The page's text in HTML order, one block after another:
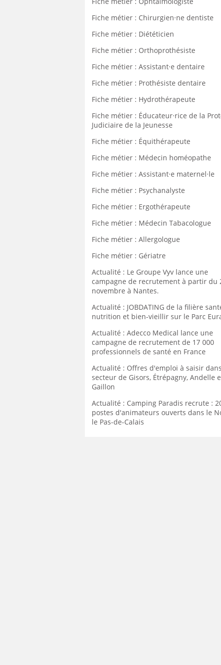
Fiche métier : Chirurgien·ne dentiste
Fiche métier : Diététicien
Fiche métier : Orthoprothésiste
Fiche métier : Assistant·e dentaire
Fiche métier : Prothésiste dentaire
Fiche métier : Hydrothérapeute
Fiche métier : Éducateur·rice de la
Judiciaire de la Jeunesse
Fiche métier : Équithérapeute
Fiche métier : Médecin homéopathe
Fiche métier : Assistant·e maternel·le
Fiche métier : Psychanalyste
Fiche métier : Ergothérapeute
Fiche métier : Médecin Tabacologue
Fiche métier : Allergologue
Fiche métier : Gériatre
Actualité : Le Groupe Vyv lance une
campagne de recrutement à partir du
novembre à Nantes.
Actualité : JOBDATING de la filière
nutrition et bien-vieillir sur le Parc
Actualité : Adecco Medical lance une
campagne de recrutement de 17 000
professionnels de santé en France
Actualité : Offres d'emploi à saisir
secteur de Gisors, Étrépagny, Andelle
Gaillon
Actualité : Camping Paradis recrute :
postes d'animateurs ouverts dans le
le Pas-de-Calais